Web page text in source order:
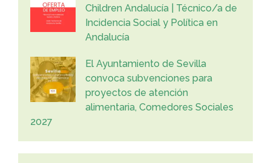
Children Andalucía | Técnico/a de
Incidencia Social y Política en
Andalucía
El Ayuntamiento de Sevilla
convoca subvenciones para
proyectos de atención
alimentaria, Comedores Sociales
2027